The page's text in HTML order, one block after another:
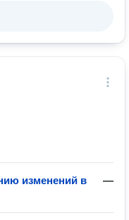
изменений в
—